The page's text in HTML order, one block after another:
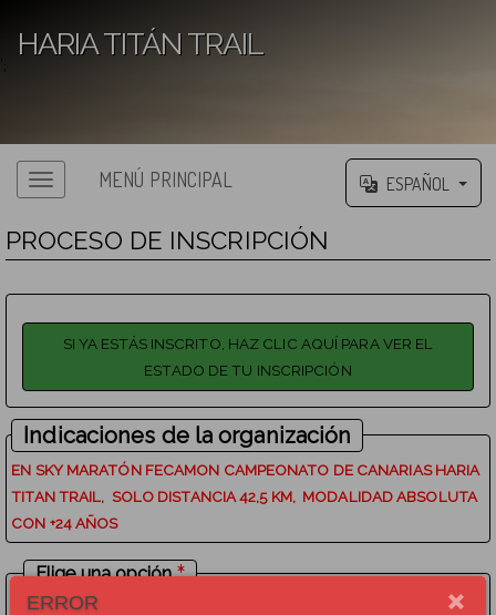
HARIA TITÁN TRAIL
MENÚ PRINCIPAL ESPAÑOL
PROCESO DE INSCRIPCIÓN
Indicaciones de la organización
EN SKY MARATÓN FECAMON CAMPEONATO DE CANARIAS HARIA
TITAN TRAIL, SOLO DISTANCIA 42,5 KM, MODALIDAD ABSOLUTA
CON +24 AÑOS
Elige una opción
ERROR